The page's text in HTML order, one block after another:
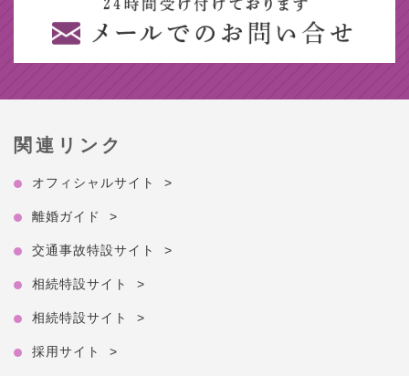
関連リンク
オフィシャルサイト >
離婚ガイド >
交通事故特設サイト >
相続特設サイト >
相続特設サイト >
採用サイト >